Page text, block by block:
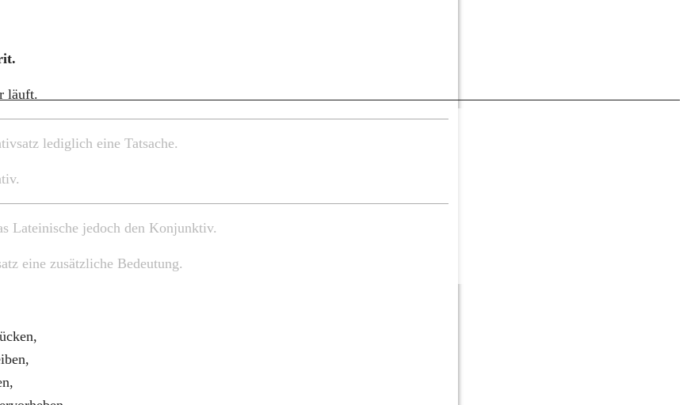
läuft.
lediglich eine Tatsache.
Lateinische jedoch den Konjunktiv.
eine zusätzliche Bedeutung.